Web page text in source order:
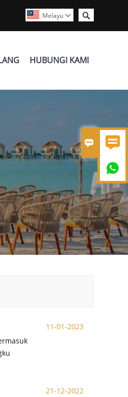
 


Melayu 
HUBUNGI KAMI
11-01-2023
21-12-2022